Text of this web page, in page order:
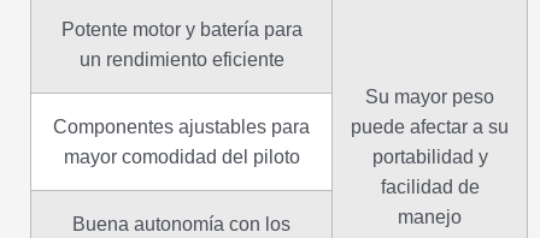
Su mayor peso
puede afectar a su
portabilidad y
facilidad de
manejo
Potente motor y batería para
un rendimiento eficiente
Componentes ajustables para
mayor comodidad del piloto
Buena autonomía con los